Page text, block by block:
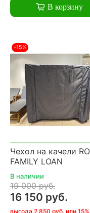
В корзину
-15%
Чехол на качели
FAMILY LOAN
В наличии
19 000 руб.
16 150 руб.
выгода 2 850 руб. или 15%